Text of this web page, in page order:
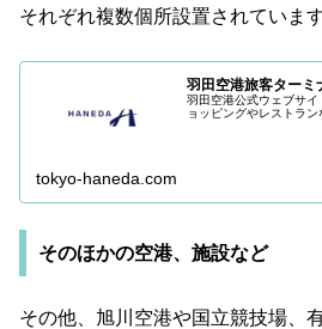
それぞれ複数個所設置されています
羽田空港旅客ターミ
羽田空港公式ウェブサ
ョッピングやレストラ
tokyo-haneda.com
そのほかの空港、施設など
その他、旭川空港や国立競技場、